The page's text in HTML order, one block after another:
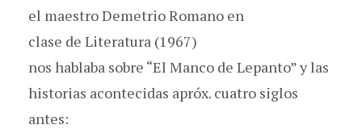
el maestro Demetrio Romano en
clase de Literatura (1967)
nos hablaba sobre “El Manco de Lepanto” y las
historias acontecidas apróx. cuatro siglos
antes: